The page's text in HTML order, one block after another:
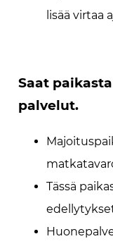
lisää virtaa
Saat
palvelut.
Tässä